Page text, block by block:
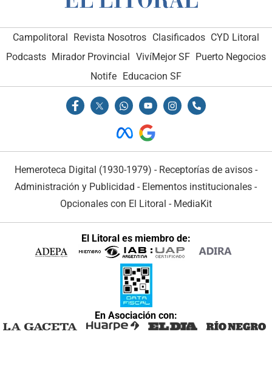
Campolitoral Revista Nosotros Clasificados CYD Litoral
Podcasts Mirador Provincial VivíMejor SF Puerto Negocios
Notife Educacion SF
Hemeroteca Digital (1930-1979) - Receptorías de avisos -
Administración y Publicidad - Elementos institucionales -
Opcionales con El Litoral - MediaKit
El Litoral es miembro de:
En Asociación con: